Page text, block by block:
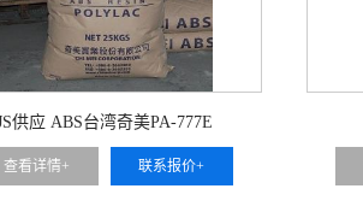
供应 ABS台湾奇美PA-777E
查看详情+ 联系报价+